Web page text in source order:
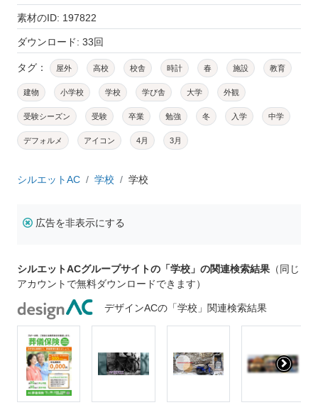
素材のID: 197822
ダウンロード: 33回
タグ： 屋外 高校 校舎 時計 春 施設 教育
建物 小学校 学校 学び舎 大学 外観
受験シーズン 受験 卒業 勉強 冬 入学 中学
デフォルメ アイコン 4月 3月
シルエットAC 学校 学校
広告を非表示にする
シルエットACグループサイトの「学校」の関連検索結果 （同じ
アカウントで無料ダウンロードできます）
デザインACの「学校」関連検索結果